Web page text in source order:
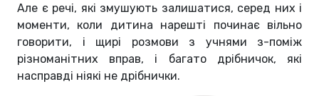
Але є речі, які змушують залишатися, серед них і
моменти, коли дитина нарешті починає вільно
говорити, і щирі розмови з учнями з-поміж
різноманітних вправ, і багато дрібничок, які
насправді ніякі не дрібнички.